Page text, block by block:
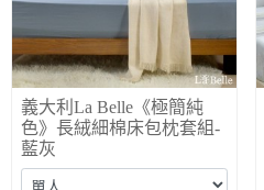
義大利La Belle《極簡純
色》長絨細棉床包枕套組-
藍灰